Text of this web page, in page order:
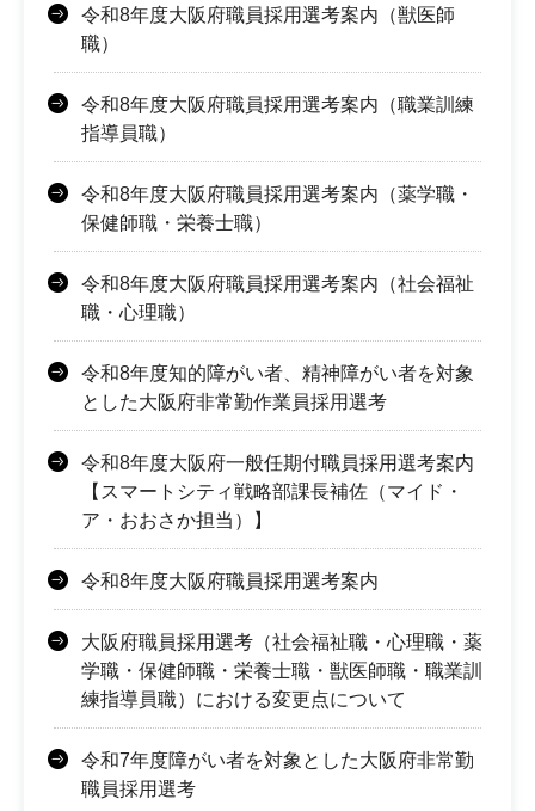
令和8年度大阪府職員採用選考案内（獣医師
職）
令和8年度大阪府職員採用選考案内（職業訓練
指導員職）
令和8年度大阪府職員採用選考案内（薬学職・
保健師職・栄養士職）
令和8年度大阪府職員採用選考案内（社会福祉
職・心理職）
令和8年度知的障がい者、精神障がい者を対象
とした大阪府非常勤作業員採用選考
令和8年度大阪府一般任期付職員採用選考案内
【スマートシティ戦略部課長補佐（マイド・
ア・おおさか担当）】
令和8年度大阪府職員採用選考案内
大阪府職員採用選考（社会福祉職・心理職・薬
学職・保健師職・栄養士職・獣医師職・職業訓
練指導員職）における変更点について
令和7年度障がい者を対象とした大阪府非常勤
職員採用選考